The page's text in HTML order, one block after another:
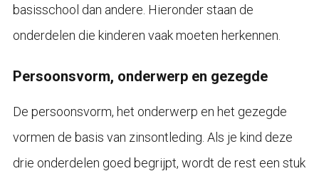
basisschool dan andere. Hieronder staan de
onderdelen die kinderen vaak moeten herkennen.
Persoonsvorm, onderwerp en gezegde
De persoonsvorm, het onderwerp en het gezegde
vormen de basis van zinsontleding. Als je kind deze
drie onderdelen goed begrijpt, wordt de rest een stuk